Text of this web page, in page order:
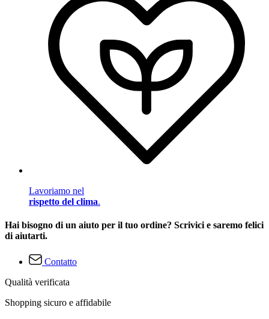
Lavoriamo nel
rispetto del clima.
Hai bisogno di un aiuto per il tuo ordine? Scrivici e saremo felici
di aiutarti.
Contatto
Qualità verificata
Shopping sicuro e affidabile